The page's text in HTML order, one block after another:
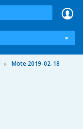
Möte 2019-02-18